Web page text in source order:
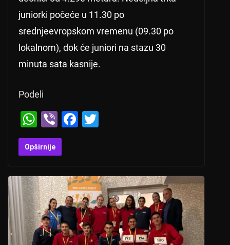
juniorki počeće u 11.30 po
srednjeevropskom vremenu (09.30 po
lokalnom), dok će juniori na stazu 30
minuta sata kasnije.
Podeli
W
h
at
A
p
p
Vi
b
er
F
b
o
o
k
Opširnije